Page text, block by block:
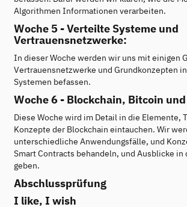
Algorithmen Informationen verarbeiten.
Woche 5 - Verteilte Systeme und
Vertrauensnetzwerke:
In dieser Woche werden wir uns mit einigen
Vertrauensnetzwerke und Grundkonzepten
Systemen befassen.
Woche 6 - Blockchain, Bitcoin und
Diese Woche wird im Detail in die Elemente,
Konzepte der Blockchain eintauchen. Wir
unterschiedliche Anwendungsfälle, und
Smart Contracts behandeln, und Ausblicke in
geben.
Abschlussprüfung
I like, I wish